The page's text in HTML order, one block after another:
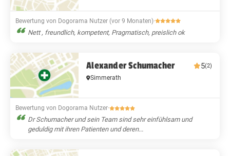
Bewertung von Dogorama Nutzer (vor 9 Monaten)·
Nett , freundlich, kompetent, Pragmatisch, preislich ok
Alexander Schumacher 5(2)
Simmerath
Bewertung von Dogorama Nutzer·
Dr Schumacher und sein Team sind sehr einfühlsam und
geduldig mit ihren Patienten und deren...